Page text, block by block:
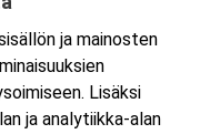
ja mainosten
Lisäksi
ja analytiikka-alan